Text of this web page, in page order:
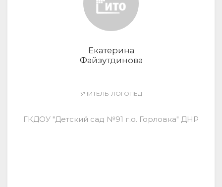
Екатерина
Файзутдинова
УЧИТЕЛЬ-ЛОГОПЕД
ГКДОУ "Детский сад №91 г.о. Горловка" ДНР